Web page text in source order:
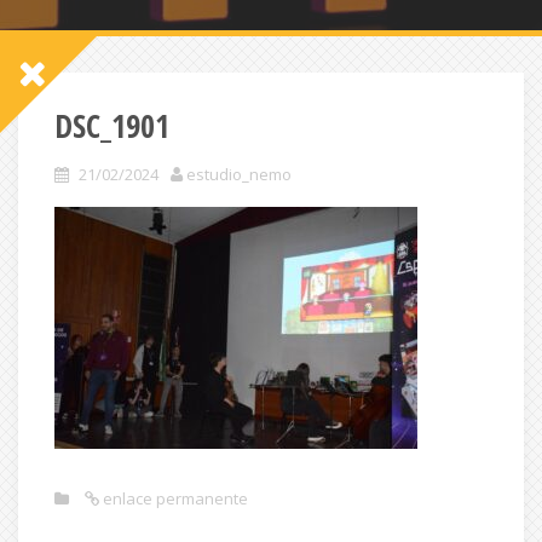
DSC_1901
21/02/2024 estudio_nemo
enlace permanente